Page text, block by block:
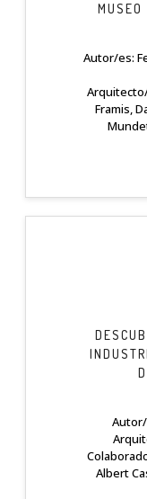
Autor/es:
Framis,
Albert